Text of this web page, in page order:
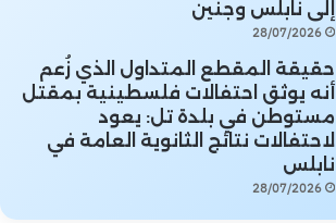
إلى نابلس وجنين
28/07/2026
حقيقة المقطع المتداول الذي زُعم
أنه يوثق احتفالات فلسطينية بمقتل
مستوطن في بلدة تل: يعود
لاحتفالات نتائج الثانوية العامة في
نابلس
28/07/2026